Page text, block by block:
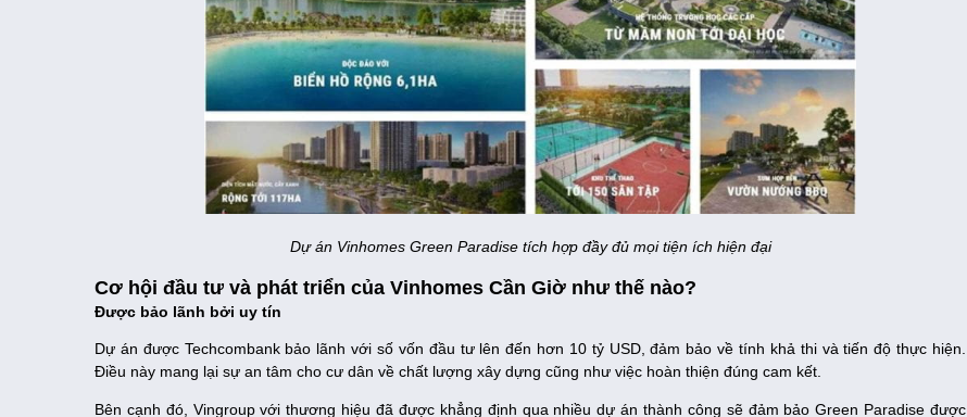
Dự án Vinhomes Green Paradise tích hợp đầy đủ mọi tiện ích hiện đại
Cơ hội đầu tư và phát triển của Vinhomes Cần Giờ như thế nào?
Được bảo lãnh bởi uy tín
Dự án được Techcombank bảo lãnh với số vốn đầu tư lên đến hơn 10 tỷ USD, đảm bảo về tính khả thi và tiến độ thực hiện.
Điều này mang lại sự an tâm cho cư dân về chất lượng xây dựng cũng như việc hoàn thiện đúng cam kết.
Bên cạnh đó, Vingroup với thương hiệu đã được khẳng định qua nhiều dự án thành công sẽ đảm bảo Green Paradise được